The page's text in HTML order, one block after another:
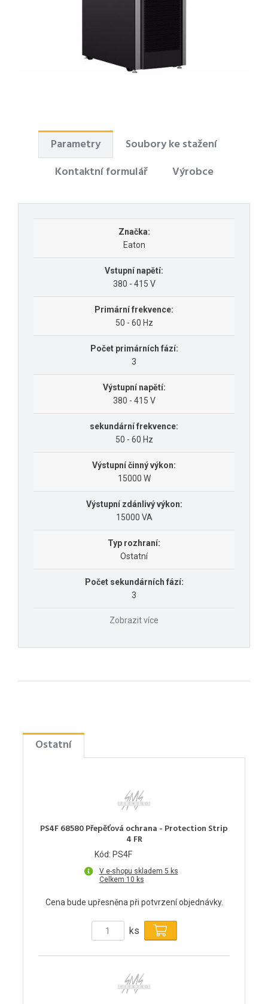
Parametry
Soubory ke stažení
Kontaktní formulář
Výrobce
Značka:
Eaton
Vstupní napětí:
380 - 415 V
Primární frekvence:
50 - 60 Hz
Počet primárních fází:
3
Výstupní napětí:
380 - 415 V
sekundární frekvence:
50 - 60 Hz
Výstupní činný výkon:
15000 W
Výstupní zdánlivý výkon:
15000 VA
Typ rozhraní:
Ostatní
Počet sekundárních fází:
3
Zobrazit více
Ostatní
PS4F 68580 Přepěťová ochrana - Protection Strip
4 FR
Kód: PS4F
V e-shopu skladem 5 ks
Celkem 10 ks
Cena bude upřesněna při potvrzení objednávky.
ks